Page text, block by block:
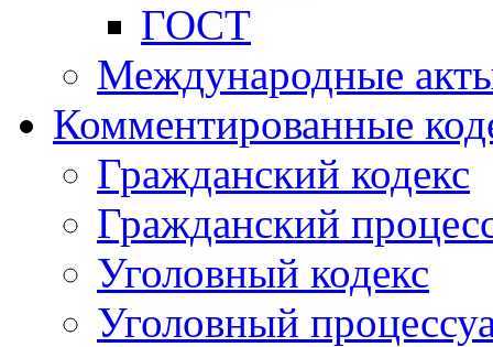
ГОСТ
Международные
Комментированные
Гражданский кодекс
Гражданский
Уголовный кодекс
Уголовный